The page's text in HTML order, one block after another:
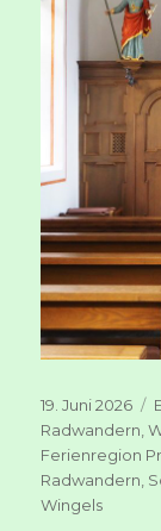
Veröffentlicht
am
19. Juni 2026
Radwandern ,
Ferienregion
Radwandern
Wingels